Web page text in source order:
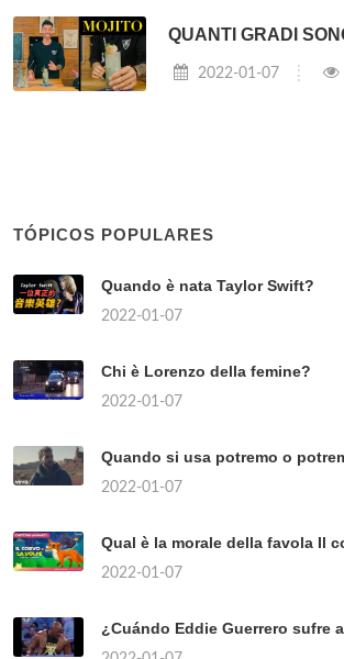
QUANTI GRADI
2022-01-07
TÓPICOS POPULARES
Quando è nata Taylor Swift?
2022-01-07
Chi è Lorenzo della femine?
2022-01-07
Quando si usa potremo o
2022-01-07
Qual è la morale della favola Il
2022-01-07
¿Cuándo Eddie Guerrero sufre